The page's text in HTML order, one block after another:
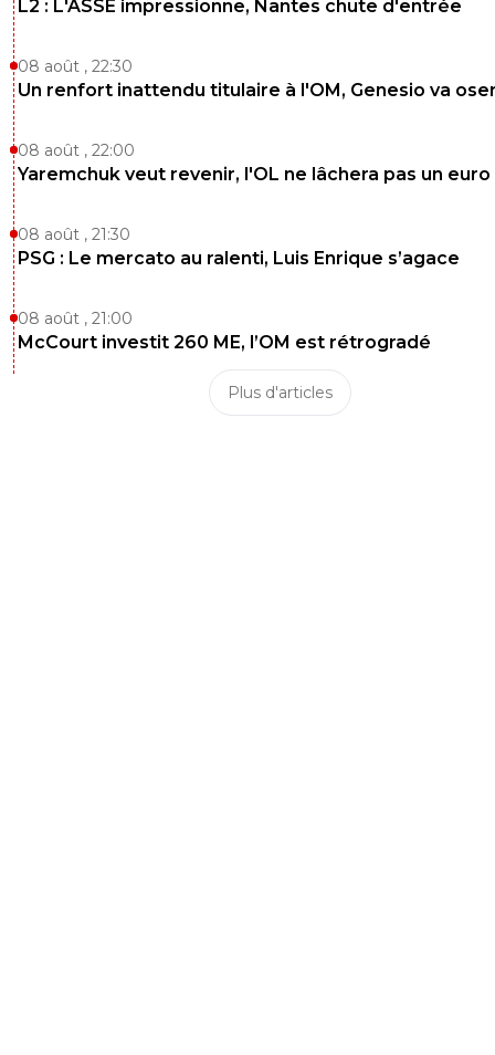
L2 : L'ASSE impressionne, Nantes chute d'entrée
08 août , 22:30
Un renfort inattendu titulaire à l'OM, Genesio va
08 août , 22:00
Yaremchuk veut revenir, l'OL ne lâchera pas un euro
08 août , 21:30
PSG : Le mercato au ralenti, Luis Enrique s’agace
08 août , 21:00
McCourt investit 260 ME, l’OM est rétrogradé
Plus d'articles